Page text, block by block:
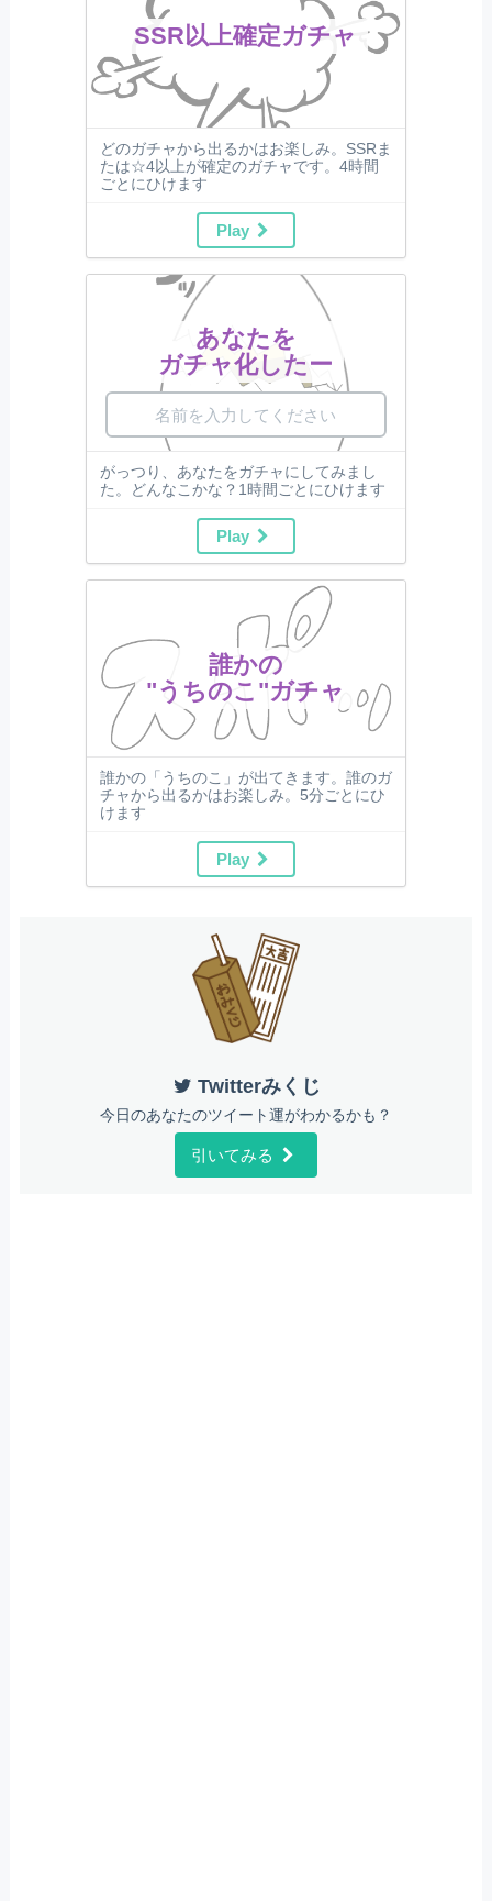
SSR以上確定ガチャ
どのガチャから出るかはお楽しみ。SSRま
たは☆4以上が確定のガチャです。4時間
ごとにひけます
Play
あなたを
ガチャ化したー
がっつり、あなたをガチャにしてみまし
た。どんなこかな？1時間ごとにひけます
Play
誰かの
"うちのこ"ガチャ
誰かの「うちのこ」が出てきます。誰のガ
チャから出るかはお楽しみ。5分ごとにひ
けます
Play
Twitterみくじ
今日のあなたのツイート運がわかるかも？
引いてみる